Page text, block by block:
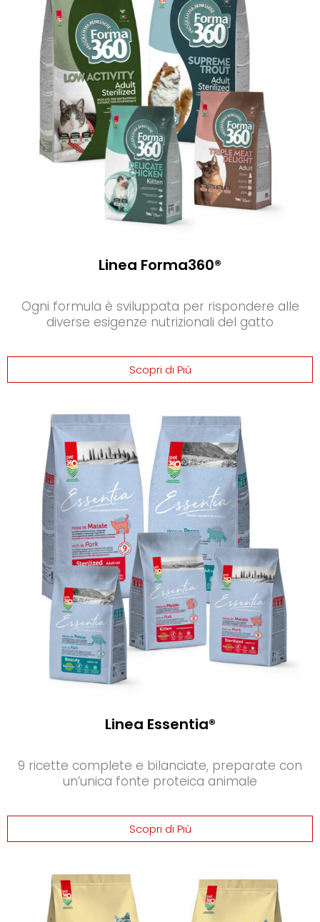
Linea Forma360®
Ogni formula è sviluppata per rispondere alle
diverse esigenze nutrizionali del gatto
Scopri di Più
Linea Essentia®
9 ricette complete e bilanciate, preparate con
un’unica fonte proteica animale
Scopri di Più